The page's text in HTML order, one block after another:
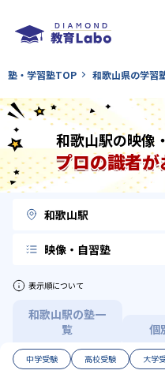
塾・学習塾TOP 和歌山県の学習
和歌山駅の映像
プロの識者
和歌山駅
映像・自習塾
表示順について
和歌山駅の塾一
覧
個
中学受験 高校受験 大学